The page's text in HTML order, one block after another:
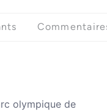
olympique de